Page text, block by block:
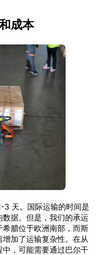
成本
3 天。国际运输的时间是
据。但是，我们的承运
腊位于欧洲南部，而斯
加了运输复杂性。在从
，可能需要通过巴尔干